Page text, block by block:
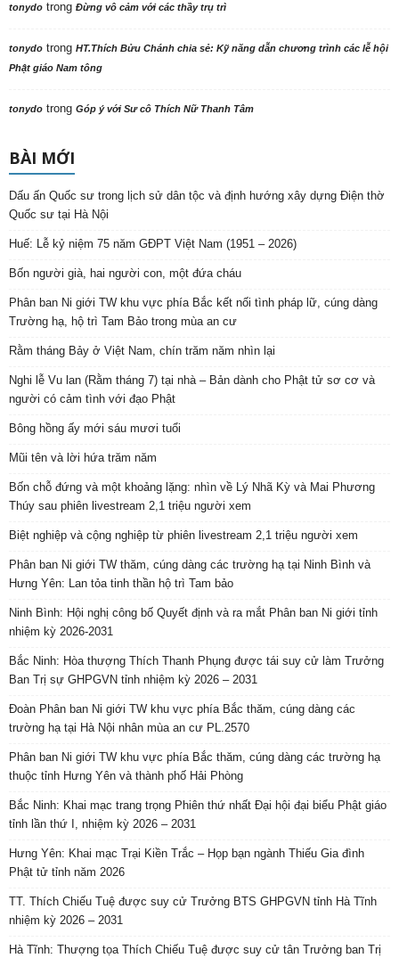
tonydo trong Đừng vô cảm với các thầy trụ trì
tonydo trong HT.Thích Bửu Chánh chia sẻ: Kỹ năng dẫn chương trình các lễ hội
Phật giáo Nam tông
tonydo trong Góp ý với Sư cô Thích Nữ Thanh Tâm
BÀI MỚI
Dấu ấn Quốc sư trong lịch sử dân tộc và định hướng xây dựng Điện thờ
Quốc sư tại Hà Nội
Huế: Lễ kỷ niệm 75 năm GĐPT Việt Nam (1951 – 2026)
Bốn người già, hai người con, một đứa cháu
Phân ban Ni giới TW khu vực phía Bắc kết nối tình pháp lữ, cúng dàng
Trường hạ, hộ trì Tam Bảo trong mùa an cư
Rằm tháng Bảy ở Việt Nam, chín trăm năm nhìn lại
Nghi lễ Vu lan (Rằm tháng 7) tại nhà – Bản dành cho Phật tử sơ cơ và
người có cảm tình với đạo Phật
Bông hồng ấy mới sáu mươi tuổi
Mũi tên và lời hứa trăm năm
Bốn chỗ đứng và một khoảng lặng: nhìn về Lý Nhã Kỳ và Mai Phương
Thúy sau phiên livestream 2,1 triệu người xem
Biệt nghiệp và cộng nghiệp từ phiên livestream 2,1 triệu người xem
Phân ban Ni giới TW thăm, cúng dàng các trường hạ tại Ninh Bình và
Hưng Yên: Lan tỏa tinh thần hộ trì Tam bảo
Ninh Bình: Hội nghị công bố Quyết định và ra mắt Phân ban Ni giới tỉnh
nhiệm kỳ 2026-2031
Bắc Ninh: Hòa thượng Thích Thanh Phụng được tái suy cử làm Trưởng
Ban Trị sự GHPGVN tỉnh nhiệm kỳ 2026 – 2031
Đoàn Phân ban Ni giới TW khu vực phía Bắc thăm, cúng dàng các
trường hạ tại Hà Nội nhân mùa an cư PL.2570
Phân ban Ni giới TW khu vực phía Bắc thăm, cúng dàng các trường hạ
thuộc tỉnh Hưng Yên và thành phố Hải Phòng
Bắc Ninh: Khai mạc trang trọng Phiên thứ nhất Đại hội đại biểu Phật giáo
tỉnh lần thứ I, nhiệm kỳ 2026 – 2031
Hưng Yên: Khai mạc Trại Kiền Trắc – Họp bạn ngành Thiếu Gia đình
Phật tử tỉnh năm 2026
TT. Thích Chiếu Tuệ được suy cử Trưởng BTS GHPGVN tỉnh Hà Tĩnh
nhiệm kỳ 2026 – 2031
Hà Tĩnh: Thượng tọa Thích Chiếu Tuệ được suy cử tân Trưởng ban Trị